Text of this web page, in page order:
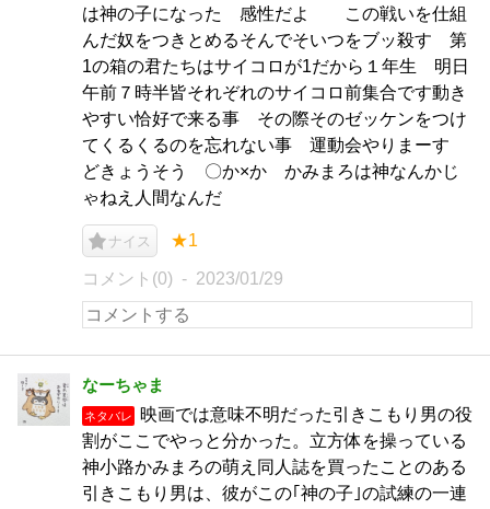
は神の子になった 感性だよ この戦いを仕組
んだ奴をつきとめるそんでそいつをブッ殺す 第
1の箱の君たちはサイコロが1だから１年生 明日
午前７時半皆それぞれのサイコロ前集合です動き
やすい恰好で来る事 その際そのゼッケンをつけ
てくるくるのを忘れない事 運動会やりまーす
どきょうそう 〇か×か かみまろは神なんかじ
ゃねえ人間なんだ
ナイス ★1
コメント(0) 2023/01/29
なーちゃま
ネタバレ
映画では意味不明だった引きこもり男の役
割がここでやっと分かった。立方体を操っている
神小路かみまろの萌え同人誌を買ったことのある
引きこもり男は、彼がこの｢神の子｣の試練の一連